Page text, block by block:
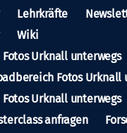
Lehrkräfte
Wiki
Urknall unterwegs
Fotos Urknall
Urknall unterwegs
anfragen